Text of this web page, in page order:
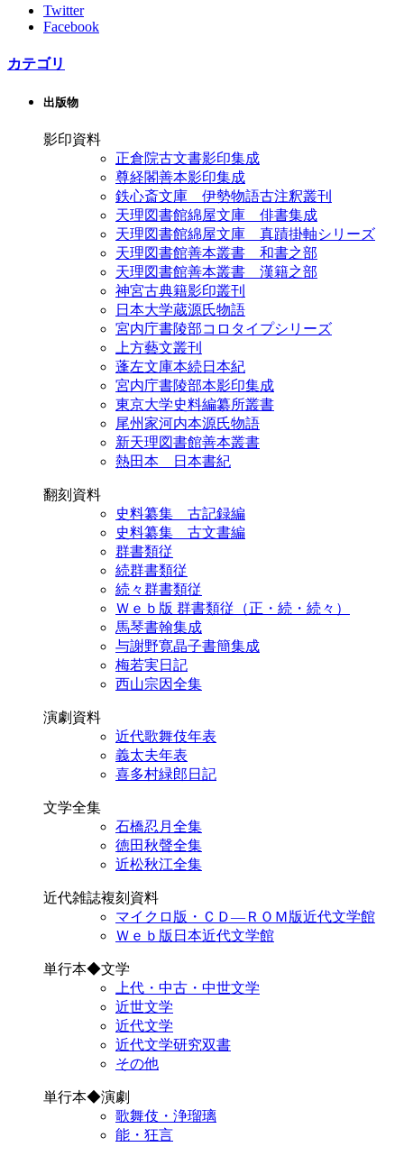
Twitter
Facebook
カテゴリ
出版物
影印資料
正倉院古文書影印集成
尊経閣善本影印集成
鉄心斎文庫 伊勢物語古注釈叢刊
天理図書館綿屋文庫 俳書集成
天理図書館綿屋文庫 真蹟掛軸シリーズ
天理図書館善本叢書 和書之部
天理図書館善本叢書 漢籍之部
神宮古典籍影印叢刊
日本大学蔵源氏物語
宮内庁書陵部コロタイプシリーズ
上方藝文叢刊
蓬左文庫本続日本紀
宮内庁書陵部本影印集成
東京大学史料編纂所叢書
尾州家河内本源氏物語
新天理図書館善本叢書
熱田本 日本書紀
翻刻資料
史料纂集 古記録編
史料纂集 古文書編
群書類従
続群書類従
続々群書類従
Ｗｅｂ版 群書類従（正・続・続々）
馬琴書翰集成
与謝野寛晶子書簡集成
梅若実日記
西山宗因全集
演劇資料
近代歌舞伎年表
義太夫年表
喜多村緑郎日記
文学全集
石橋忍月全集
徳田秋聲全集
近松秋江全集
近代雑誌複刻資料
マイクロ版・ＣＤ―ＲＯＭ版近代文学館
Ｗｅｂ版日本近代文学館
単行本◆文学
上代・中古・中世文学
近世文学
近代文学
近代文学研究双書
その他
単行本◆演劇
歌舞伎・浄瑠璃
能・狂言